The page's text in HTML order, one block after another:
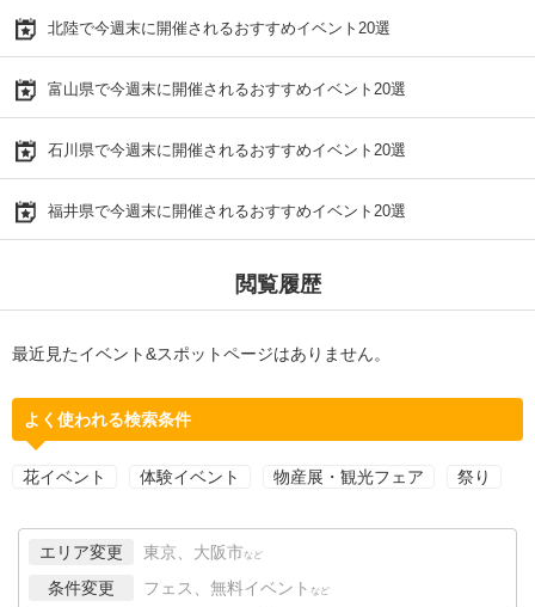
北陸で今週末に開催されるおすすめイベント20選
富山県で今週末に開催されるおすすめイベント20選
石川県で今週末に開催されるおすすめイベント20選
福井県で今週末に開催されるおすすめイベント20選
閲覧履歴
最近見たイベント&スポットページはありません。
よく使われる検索条件
花イベント 体験イベント 物産展・観光フェア 祭り
エリア変更 東京、大阪市 など
条件変更 フェス、無料イベント など